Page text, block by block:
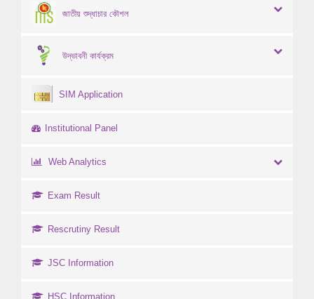
জাতীয় শুদ্ধাচার কৌশল
উদ্ভাবনী কার্যক্রম
SIM Application
Institutional Panel
Web Analytics
Exam Result
Rescrutiny Result
JSC Information
HSC Information